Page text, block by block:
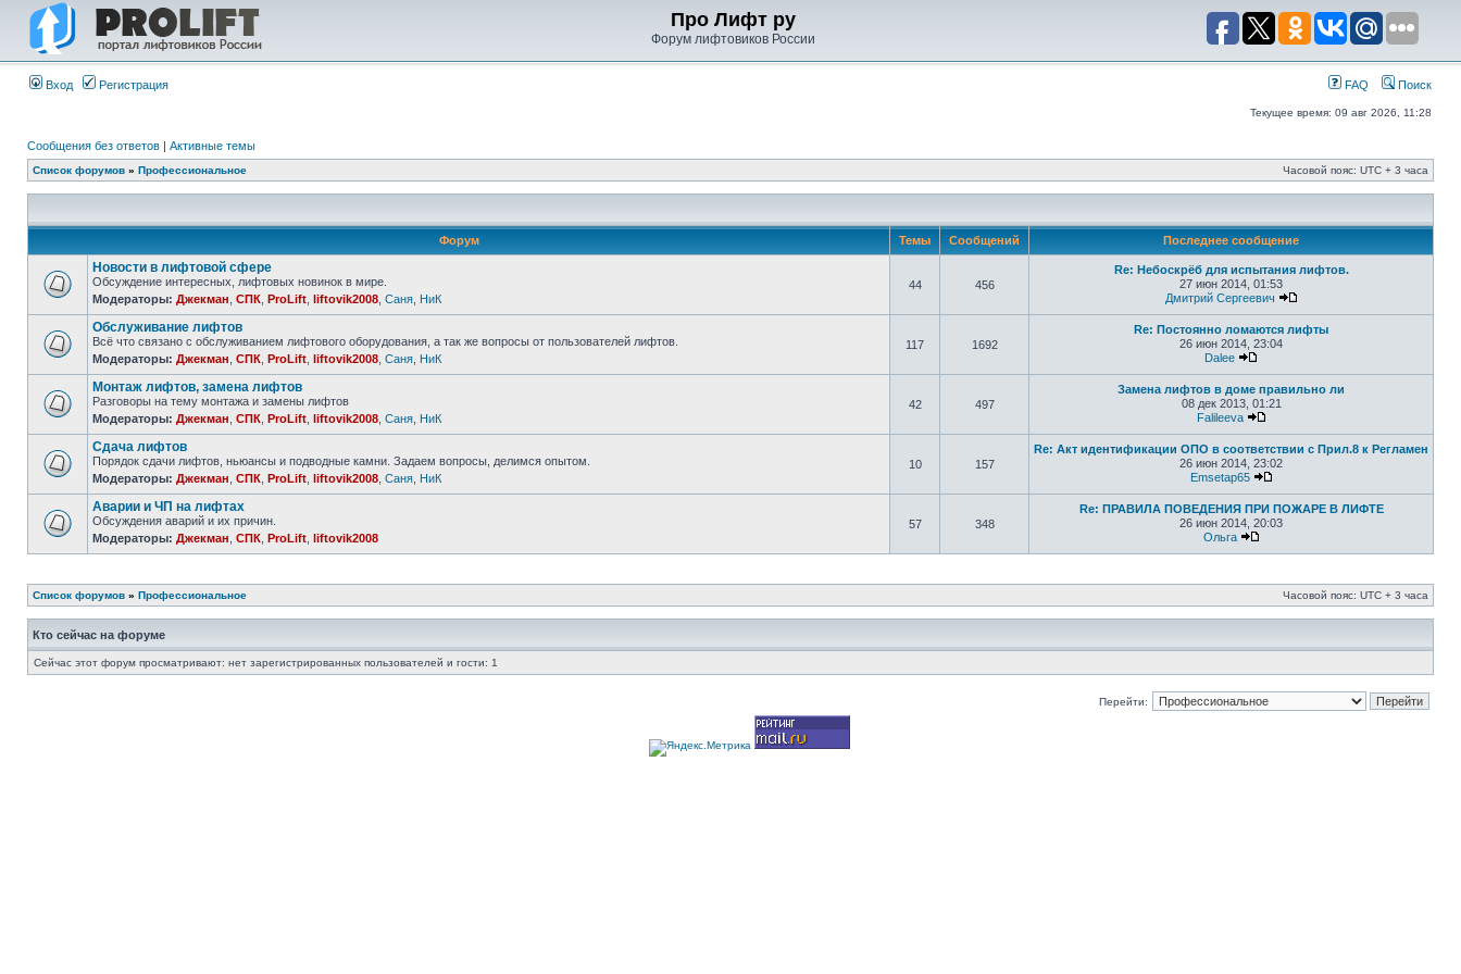
Про Лифт ру
Форум лифтовиков России
Вход Регистрация FAQ Поиск
Текущее время: 09 авг 2026, 11:28
Сообщения без ответов | Активные темы
Список форумов » Профессиональное Часовой пояс: UTC + 3 часа
Форум Темы Сообщений Последнее сообщение
Новости в лифтовой сфере
Обсуждение интересных, лифтовых новинок в мире.
Модераторы: Джекман СПК ProLift liftovik2008 Саня НиК
44 456
Re: Небоскрёб для испытания лифтов.
27 июн 2014, 01:53
Дмитрий Сергеевич
Обслуживание лифтов
Всё что связано с обслуживанием лифтового оборудования, а так же вопросы от пользователей лифтов.
Модераторы: Джекман СПК ProLift liftovik2008 Саня НиК
117 1692
Re: Постоянно ломаются лифты
26 июн 2014, 23:04
Dalee
Монтаж лифтов, замена лифтов
Разговоры на тему монтажа и замены лифтов
Модераторы: Джекман СПК ProLift liftovik2008 Саня НиК
42 497
Замена лифтов в доме правильно ли
08 дек 2013, 01:21
Falileeva
Сдача лифтов
Порядок сдачи лифтов, ньюансы и подводные камни. Задаем вопросы, делимся опытом.
Модераторы: Джекман СПК ProLift liftovik2008 Саня НиК
10 157
Re: Акт идентификации ОПО в соответствии с Прил.8 к Регламен
26 июн 2014, 23:02
Emsetap65
Аварии и ЧП на лифтах
Обсуждения аварий и их причин.
Модераторы: Джекман СПК ProLift liftovik2008
57 348
Re: ПРАВИЛА ПОВЕДЕНИЯ ПРИ ПОЖАРЕ В ЛИФТЕ
26 июн 2014, 20:03
Ольга
Список форумов » Профессиональное Часовой пояс: UTC + 3 часа
Кто сейчас на форуме
Сейчас этот форум просматривают: нет зарегистрированных пользователей и гости: 1
Перейти: